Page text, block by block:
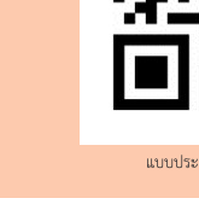
แบบปร